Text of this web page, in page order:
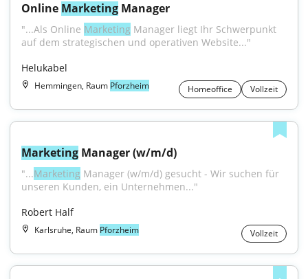
Online Marketing Manager
"...Als Online Marketing Manager liegt Ihr Schwerpunkt
auf dem strategischen und operativen Website..."
Helukabel
Hemmingen, Raum Pforzheim Homeoffice Vollzeit
Marketing Manager (w/m/d)
"...Marketing Manager (w/m/d) gesucht - Wir suchen für
unseren Kunden, ein Unternehmen..."
Robert Half
Karlsruhe, Raum Pforzheim Vollzeit